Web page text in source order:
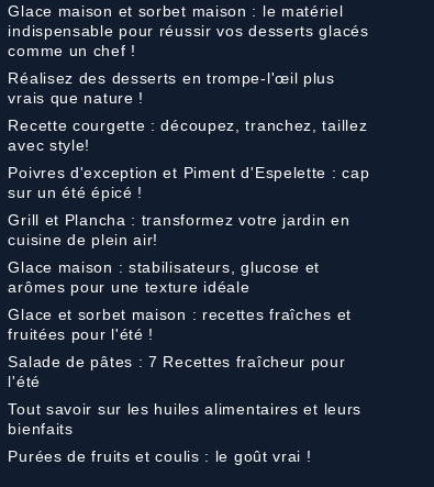
Glace maison et sorbet maison : le matériel
indispensable pour réussir vos desserts glacés
comme un chef !
Réalisez des desserts en trompe-l'œil plus
vrais que nature !
Recette courgette : découpez, tranchez, taillez
avec style!
Poivres d'exception et Piment d'Espelette : cap
sur un été épicé !
Grill et Plancha : transformez votre jardin en
cuisine de plein air!
Glace maison : stabilisateurs, glucose et
arômes pour une texture idéale
Glace et sorbet maison : recettes fraîches et
fruitées pour l'été !
Salade de pâtes : 7 Recettes fraîcheur pour
l'été
Tout savoir sur les huiles alimentaires et leurs
bienfaits
Purées de fruits et coulis : le goût vrai !